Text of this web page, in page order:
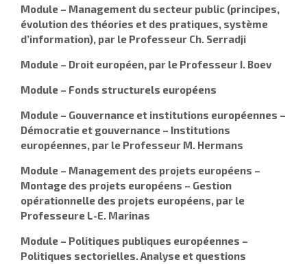
Module – Management du secteur public (principes,
évolution des théories et des pratiques, système
d’information), par le Professeur Ch. Serradji
Module – Droit européen, par le Professeur I. Boev
Module – Fonds structurels européens
Module – Gouvernance et institutions européennes –
Démocratie et gouvernance – Institutions
européennes, par le Professeur M. Hermans
Module – Management des projets européens –
Montage des projets européens – Gestion
opérationnelle des projets européens, par le
Professeure L-E. Marinas
Module – Politiques publiques européennes –
Politiques sectorielles. Analyse et questions